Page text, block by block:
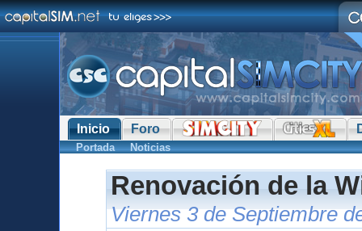
Inicio Foro
Portada Noticias
Renovación de la
Viernes 3 de Septiembre